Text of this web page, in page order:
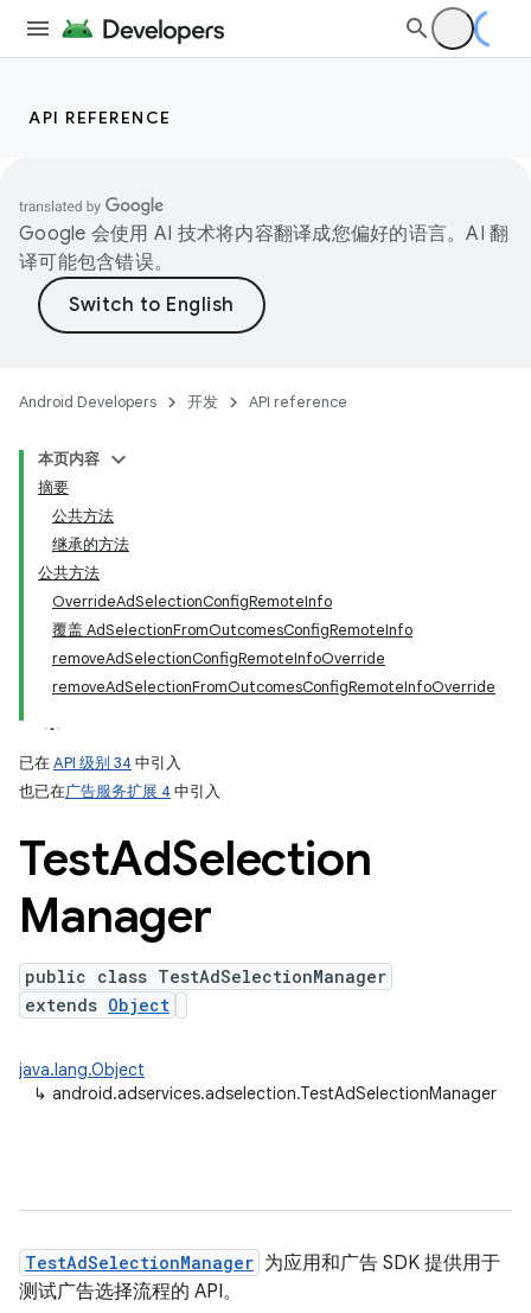
API REFERENCE
Google 会使用 AI 技术将内容翻译成您偏好的语言。AI 翻
译可能包含错误。
Android Developers 开发 API reference
本页内容
摘要
公共方法
继承的方法
公共方法
OverrideAdSelectionConfigRemoteInfo
覆盖 AdSelectionFromOutcomesConfigRemoteInfo
removeAdSelectionConfigRemoteInfoOverride
removeAdSelectionFromOutcomesConfigRemoteInfoOverride
已在API 级别 34 中引入
也已在广告服务扩展 4 中引入
TestAdSelection
Manager
public class TestAdSelectionManager
extends Object
java.lang.Object
↳ android.adservices.adselection.TestAdSelectionManager
TestAdSelectionManager 为应用和广告 SDK 提供用于
测试广告选择流程的 API。